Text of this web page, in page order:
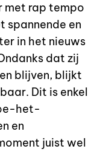
met rap tempo
spannende en
in het nieuws
dat zij
blijven, blijkt
Dit is enkel
het-
en
juist wel